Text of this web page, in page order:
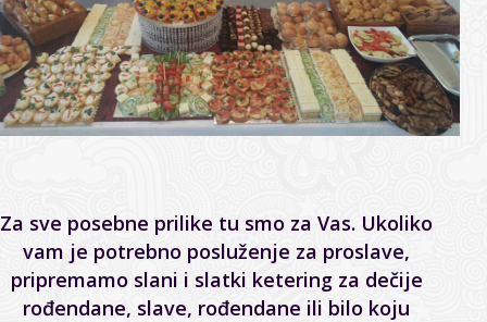
Za sve posebne prilike tu smo za Vas. Ukoliko
vam je potrebno posluženje za proslave,
pripremamo slani i slatki ketering za dečije
rođendane, slave, rođendane ili bilo koju